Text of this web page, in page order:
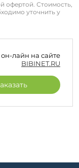
офертой. Стоимость,
уточнить у
лайн на сайте
BIBINET.RU